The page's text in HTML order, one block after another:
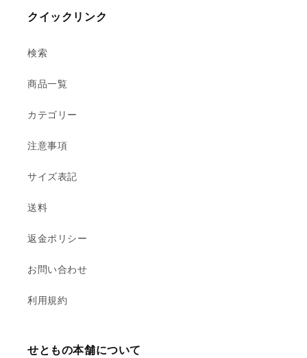
クイックリンク
検索
商品一覧
カテゴリー
注意事項
サイズ表記
送料
返金ポリシー
お問い合わせ
利用規約
せともの本舗について